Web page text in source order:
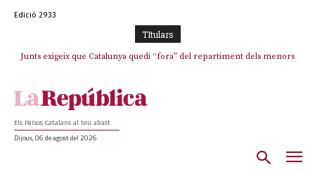
Edició 2933
TItulars
Junts exigeix que Catalunya quedi “fora” del repartiment dels menors
Junqueras demana a l’Estat que assumeixi “responsabilitats” pel “drama
Els Països Catalans al teu abast
Dijous, 06 de agost del 2026